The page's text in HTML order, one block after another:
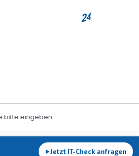
►Jetzt IT-Check anfragen